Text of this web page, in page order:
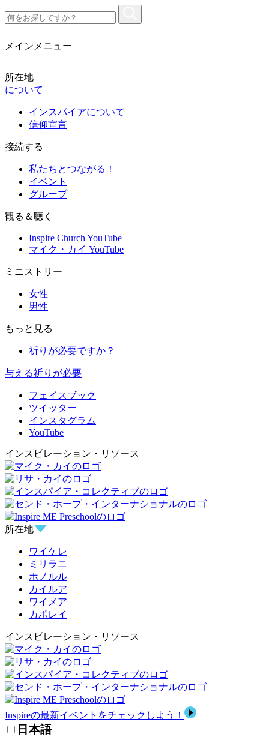
メインメニュー
所在地
について
インスパイアについて
信仰宣言
接続する
私たちとつながる！
イベント
グループ
観る＆聴く
Inspire Church YouTube
マイク・カイ YouTube
ミニストリー
女性
男性
もっと見る
祈りが必要ですか？
与える祈りが必要
フェイスブック
ツイッター
インスタグラム
YouTube
インスピレーション・リソース
所在地
ワイケレ
ミリラニ
ホノルル
カイルア
ワイメア
カポレイ
インスピレーション・リソース
Inspireの最新イベントをチェックしよう！
日本語